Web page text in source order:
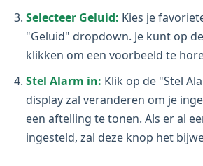
Selecteer Geluid: Kies je
"Geluid" dropdown. Je kunt op
klikken om een voorbeeld te
Stel Alarm in: Klik op de "Stel
display zal veranderen om je
een aftelling te tonen. Als er al
ingesteld, zal deze knop het